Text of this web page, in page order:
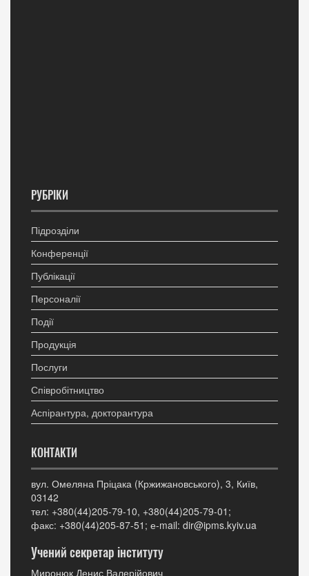
РУБРІКИ
Підрозділи
Конференції
Публікації
Персоналії
Події
Продукція
Послуги
Співробітництво
Аспірантура, докторантура
КОНТАКТИ
вул. Омеляна Пріцака (Кржижановського), 3, Київ,
03142
тел: +380(44)205-79-10, +380(44)205-79-01;
факс: +380(44)205-87-51; е-mail: dir@ipms.kyiv.ua
Учений секретар інституту
Миронюк Денис Валерійович